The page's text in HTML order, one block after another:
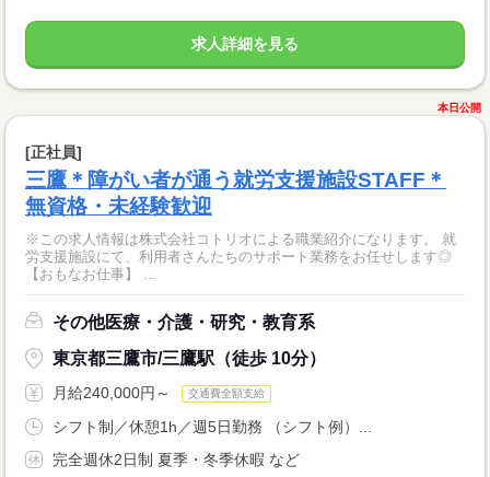
求人詳細を見る
本日公開
[正社員]
三鷹＊障がい者が通う就労支援施設STAFF＊
無資格・未経験歓迎
※この求人情報は株式会社コトリオによる職業紹介になります。 就
労支援施設にて、利用者さんたちのサポート業務をお任せします◎
【おもなお仕事】 ...
その他医療・介護・研究・教育系
東京都三鷹市/三鷹駅（徒歩 10分）
月給240,000円～ 交通費全額支給
シフト制／休憩1h／週5日勤務 （シフト例）...
完全週休2日制 夏季・冬季休暇 など